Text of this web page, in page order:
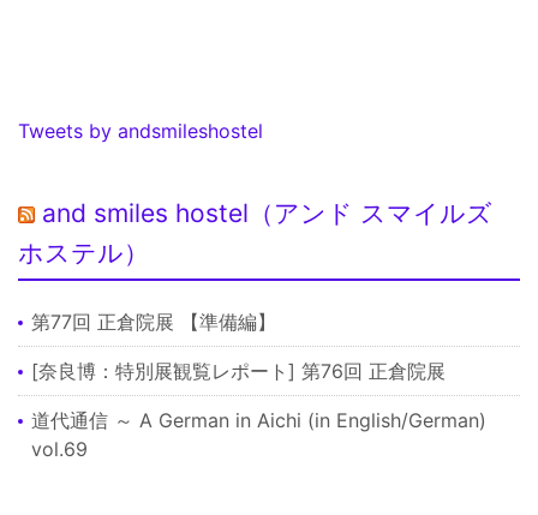
Tweets by andsmileshostel
and smiles hostel（アンド スマイルズ
ホステル）
第77回 正倉院展 【準備編】
[奈良博：特別展観覧レポート] 第76回 正倉院展
道代通信 ～ A German in Aichi (in English/German)
vol.69